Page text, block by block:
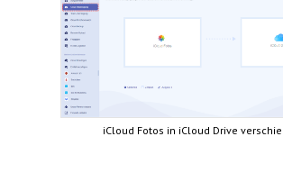
iCloud Fotos in iCloud Drive